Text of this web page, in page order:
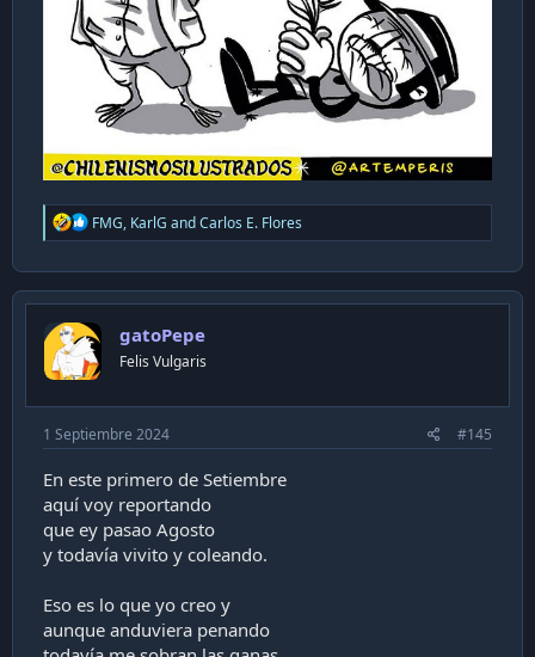
R
e
c
t
o
n
s
FMG, KarlG andCarlos E. Flores
gatoPepe
Felis Vulgaris
1 Septiembre 2024 #145
En este primero de Setiembre
aquí voy reportando
que ey pasao Agosto
y todavía vivito y coleando.
Eso es lo que yo creo y
aunque anduviera penando